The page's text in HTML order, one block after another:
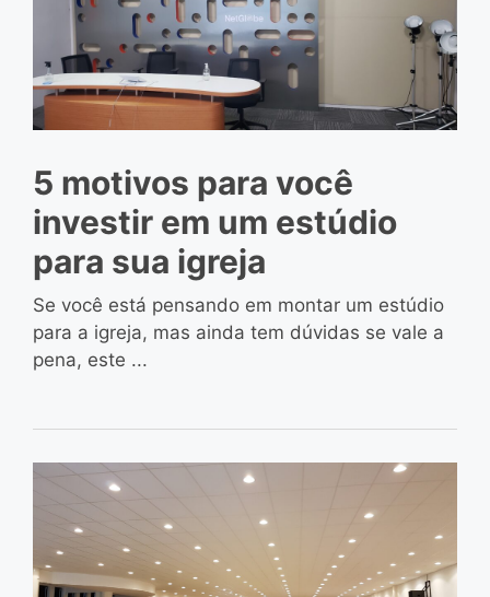
5 motivos para você
investir em um estúdio
para sua igreja
Se você está pensando em montar um estúdio
para a igreja, mas ainda tem dúvidas se vale a
pena, este ...